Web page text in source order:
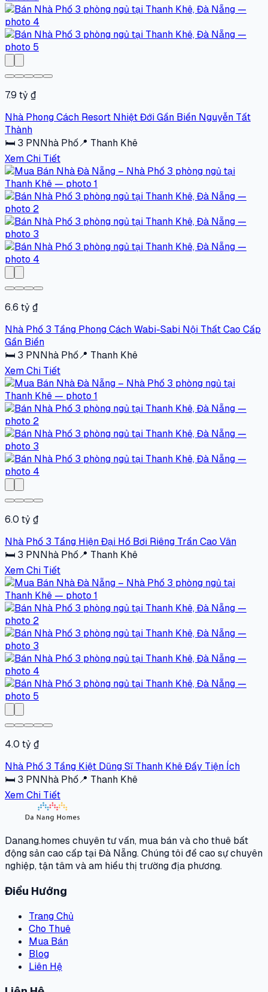
7.9 tỷ ₫
Nhà Phong Cách Resort Nhiệt Đới Gần Biển Nguyễn Tất
Thành
🛏 3 PNNhà Phố📍 Thanh Khê
Xem Chi Tiết
6.6 tỷ ₫
Nhà Phố 3 Tầng Phong Cách Wabi-Sabi Nội Thất Cao Cấp
Gần Biển
🛏 3 PNNhà Phố📍 Thanh Khê
Xem Chi Tiết
6.0 tỷ ₫
Nhà Phố 3 Tầng Hiện Đại Hồ Bơi Riêng Trần Cao Vân
🛏 3 PNNhà Phố📍 Thanh Khê
Xem Chi Tiết
4.0 tỷ ₫
Nhà Phố 3 Tầng Kiệt Dũng Sĩ Thanh Khê Đầy Tiện Ích
🛏 3 PNNhà Phố📍 Thanh Khê
Xem Chi Tiết
Danang.homes chuyên tư vấn, mua bán và cho thuê bất
động sản cao cấp tại Đà Nẵng. Chúng tôi đề cao sự chuyên
nghiệp, tận tâm và am hiểu thị trường địa phương.
Điều Hướng
Trang Chủ
Cho Thuê
Mua Bán
Blog
Liên Hệ